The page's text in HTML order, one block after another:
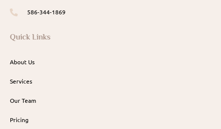
586-344-1869
Quick Links
About Us
Services
Our Team
Pricing